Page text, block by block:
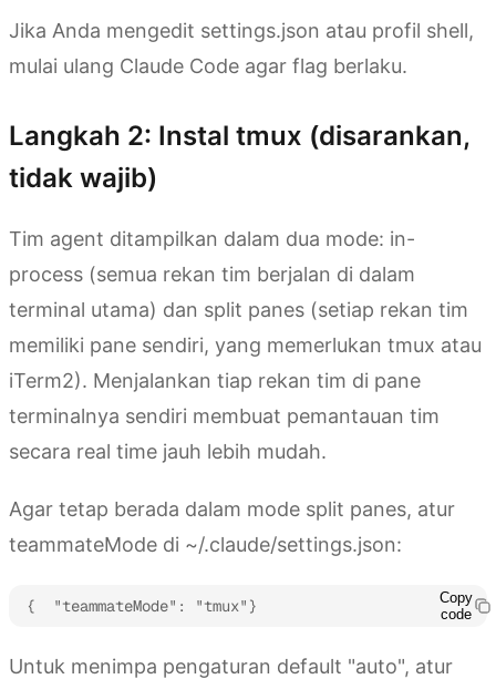
Jika Anda mengedit settings.json atau profil shell,
mulai ulang Claude Code agar flag berlaku.
Langkah 2: Instal tmux (disarankan,
tidak wajib)
Tim agent ditampilkan dalam dua mode: in-
process (semua rekan tim berjalan di dalam
terminal utama) dan split panes (setiap rekan tim
memiliki pane sendiri, yang memerlukan tmux atau
iTerm2). Menjalankan tiap rekan tim di pane
terminalnya sendiri membuat pemantauan tim
secara real time jauh lebih mudah.
Agar tetap berada dalam mode split panes, atur
teammateMode di ~/.claude/settings.json:
{  "teammateMode": "tmux"}
Copy
code
Untuk menimpa pengaturan default "auto", atur